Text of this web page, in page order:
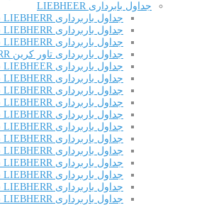
جداول بابرداری LIEBHEER
جداول باربرداری LIEBHERR سری ۱۵۴EC
جداول باربرداری LIEBHERR سری ۳۸۰EC
جداول باربرداری LIEBHERR سری ۵۰EC
جداول باربرداری تاور کرین LIEBHERR
جداول باربرداری LIEBHEER سری ۶۳EC
جداول باربرداری LIEBHERR سری ۱۱EC
جداول باربرداری LIEBHERR سری ۱۳EC
جداول باربرداری LIEBHERR سری ۱۴۰EC
جداول باربرداری LIEBHERR سری ۱۶EC
جداول باربرداری LIEBHERR سری ۱۸EC
جداول باربرداری LIEBHERR سری ۲۰EC
جداول باربرداری LIEBHERR سری ۲۲EC
جداول باربرداری LIEBHERR سری ۲۴EC
جداول باربرداری LIEBHERR سری ۲۸EC
جداول باربرداری LIEBHERR سری ۷EC
جداول باربرداری LIEBHERR سری ۸EC